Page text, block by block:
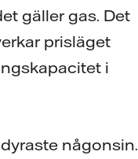
gäller gas. Det
prisläget
i
någonsin.